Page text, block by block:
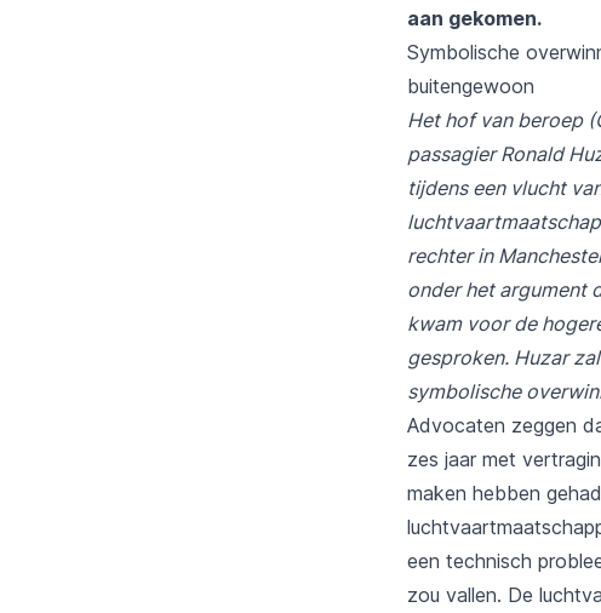
aan gekomen.
Symbolische
buitengewoon
Het hof van beroep
passagier Ronald
tijdens een vlucht
rechter in
onder het argument
kwam voor de
gesproken. Huzar
symbolische
Advocaten zeggen
zes jaar met
maken hebben
een technisch
zou vallen. De